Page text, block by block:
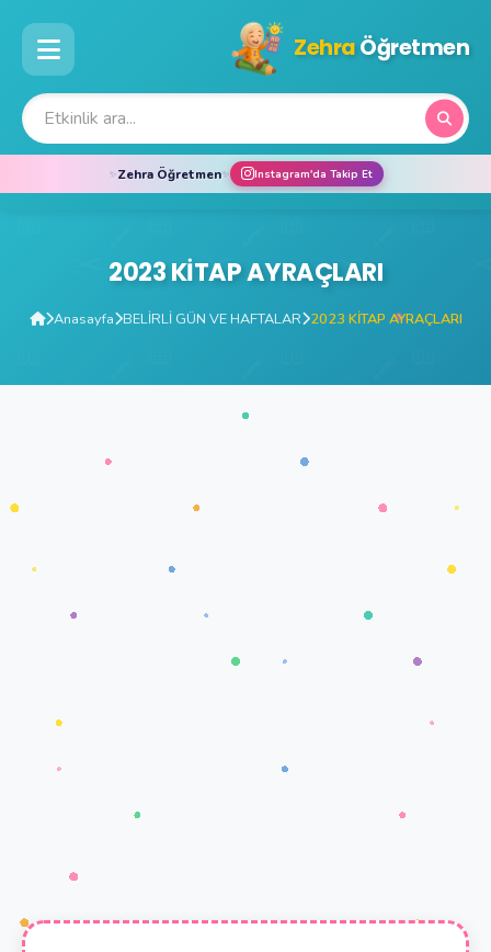
ZehraÖğretmen
✨Zehra Öğretmen✨ Instagram'da Takip Et
2023 KİTAP AYRAÇLARI
Anasayfa BELİRLİ GÜN VE HAFTALAR 2023 KİTAP AYRAÇLARI